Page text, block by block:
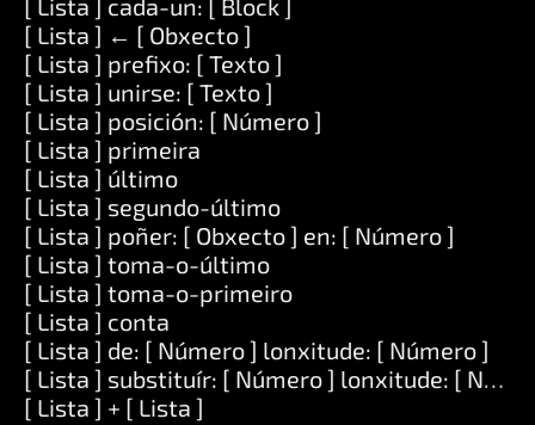
[ Lista ] cada-un: [ Block ]
[ Lista ] ← [ Obxecto ]
[ Lista ] prefixo: [ Texto ]
[ Lista ] unirse: [ Texto ]
[ Lista ] posición: [ Número ]
[ Lista ] primeira
[ Lista ] último
[ Lista ] segundo-último
[ Lista ] poñer: [ Obxecto ] en: [ Número ]
[ Lista ] toma-o-último
[ Lista ] toma-o-primeiro
[ Lista ] conta
[ Lista ] de: [ Número ] lonxitude: [ Número ]
[ Lista ] substituír: [ Número ] lonxitude: [
[ Lista ] + [ Lista ]